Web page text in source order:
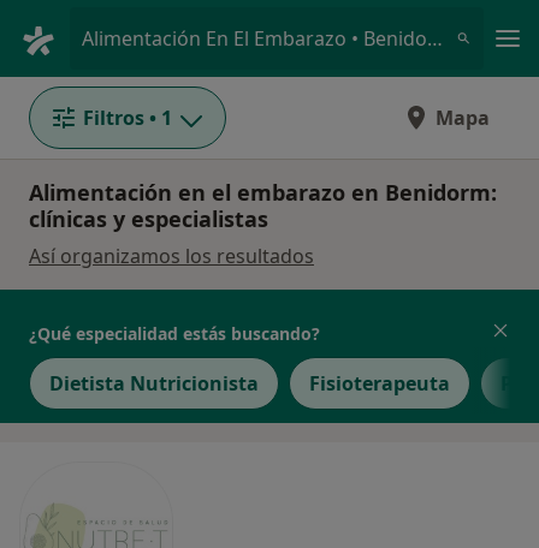
Alimentación En El Embarazo • Benidorm, Alicante
Filtros • 1 Mapa
Alimentación en el embarazo en Benidorm:
clínicas y especialistas
Así organizamos los resultados
¿Qué especialidad estás buscando?
Dietista Nutricionista Fisioterapeuta